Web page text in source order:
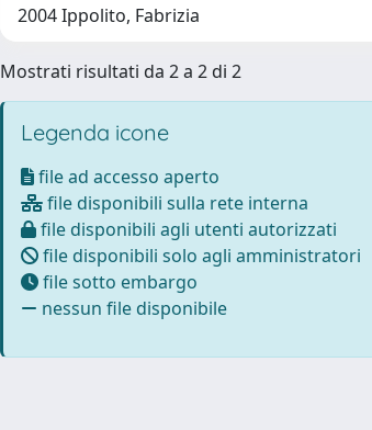
2004 Ippolito, Fabrizia
Mostrati risultati da 2 a 2 di 2
Legenda icone
file ad accesso aperto
file disponibili sulla rete interna
file disponibili agli utenti autorizzati
file disponibili solo agli amministratori
file sotto embargo
nessun file disponibile